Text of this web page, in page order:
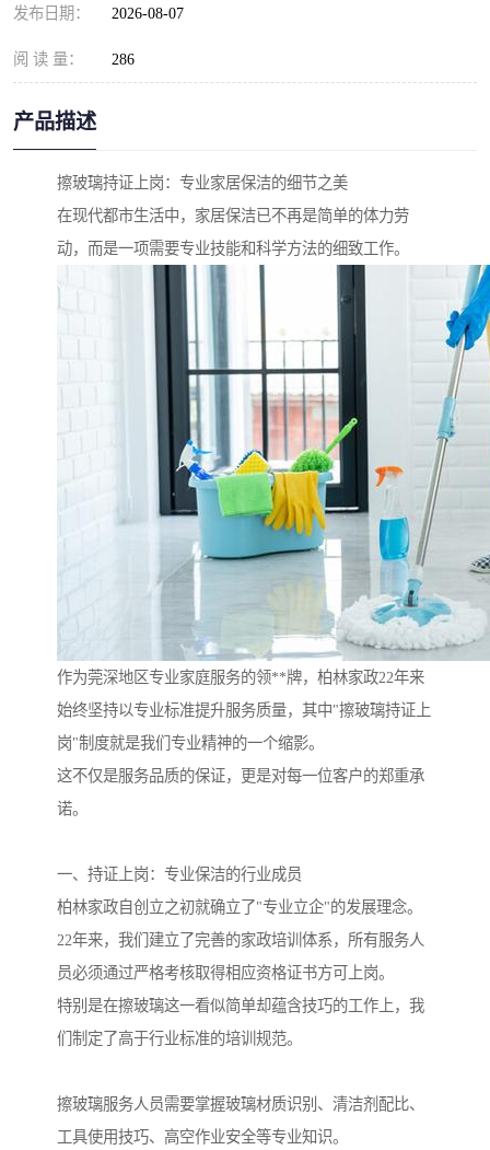
发布日期： 2026-08-07
阅 读 量： 286
产品描述
擦玻璃持证上岗：专业家居保洁的细节之美
在现代都市生活中，家居保洁已不再是简单的体力劳
动，而是一项需要专业技能和科学方法的细致工作。
作为莞深地区专业家庭服务的领**牌，柏林家政22年来
始终坚持以专业标准提升服务质量，其中"擦玻璃持证上
岗"制度就是我们专业精神的一个缩影。
这不仅是服务品质的保证，更是对每一位客户的郑重承
诺。
一、持证上岗：专业保洁的行业成员
柏林家政自创立之初就确立了"专业立企"的发展理念。
22年来，我们建立了完善的家政培训体系，所有服务人
员必须通过严格考核取得相应资格证书方可上岗。
特别是在擦玻璃这一看似简单却蕴含技巧的工作上，我
们制定了高于行业标准的培训规范。
擦玻璃服务人员需要掌握玻璃材质识别、清洁剂配比、
工具使用技巧、高空作业安全等专业知识。